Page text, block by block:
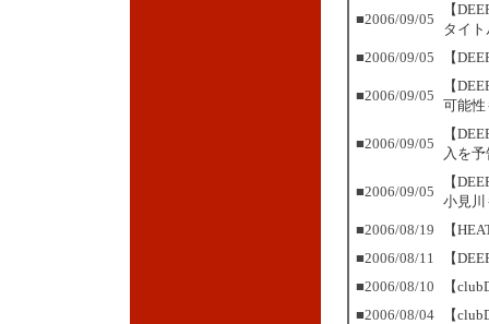
■2006/09/05
【
タイ
■2006/09/05
【
■2006/09/05
【
可能性
■2006/09/05
【
入を
■2006/09/05
【
小見川
■2006/08/19
【
■2006/08/11
【
■2006/08/10
【
■2006/08/04
【